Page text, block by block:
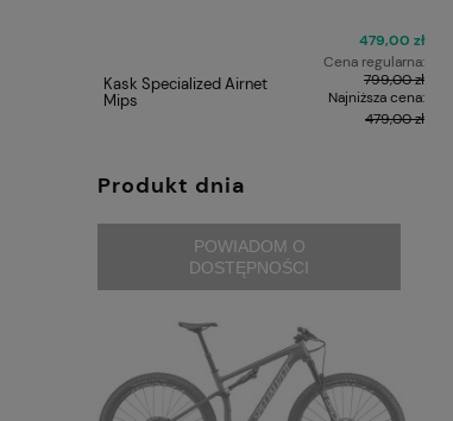
Kask Specialized Airnet
Mips
479,00 zł
Cena regularna:
799,00 zł
Najniższa cena:
479,00 zł
Produkt dnia
POWIADOM O
DOSTĘPNOŚCI